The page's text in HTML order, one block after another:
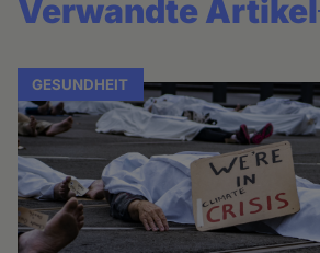
Verwandte Artikel
GESUNDHEIT